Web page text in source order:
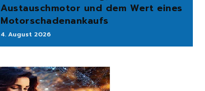
Austauschmotor und dem Wert eines
Motorschadenankaufs
4. August 2026